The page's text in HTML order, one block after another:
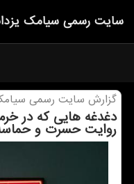
سایت رسمی سیامك
گزارش سایت رسمی سیامك
روایت حسرت و